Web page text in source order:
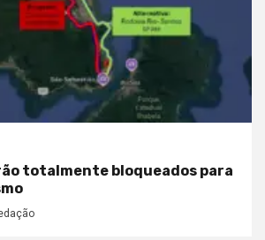
totalmente bloqueados para